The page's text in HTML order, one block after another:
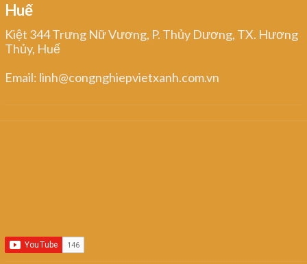
Huế
Kiệt 344 Trưng Nữ Vương, P. Thủy Dương, TX. Hương
Thủy, Huế
Email: linh@congnghiepvietxanh.com.vn